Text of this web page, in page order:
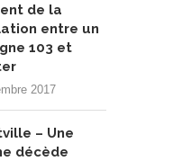
de la
entre un
103 et
2017
– Une
décède